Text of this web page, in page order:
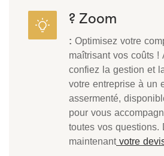
? Zoom
: Optimisez votre
maîtrisant vos coûts !
confiez la gestion et
votre entreprise à un
assermenté,
pour vous
toutes vos questions.
maintenantvotre